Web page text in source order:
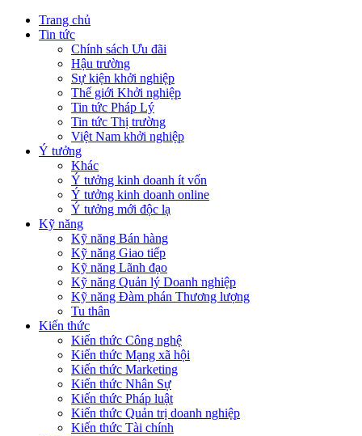
Trang chủ
Tin tức
Chính sách Ưu đãi
Hậu trường
Sự kiện khởi nghiệp
Thế giới Khởi nghiệp
Tin tức Pháp Lý
Tin tức Thị trường
Việt Nam khởi nghiệp
Ý tưởng
Khác
Ý tưởng kinh doanh ít vốn
Ý tưởng kinh doanh online
Ý tưởng mới độc lạ
Kỹ năng
Kỹ năng Bán hàng
Kỹ năng Giao tiếp
Kỹ năng Lãnh đạo
Kỹ năng Quản lý Doanh nghiệp
Kỹ năng Đàm phán Thương lượng
Tu thân
Kiến thức
Kiến thức Công nghệ
Kiến thức Mạng xã hội
Kiến thức Marketing
Kiến thức Nhân Sự
Kiến thức Pháp luật
Kiến thức Quản trị doanh nghiệp
Kiến thức Tài chính